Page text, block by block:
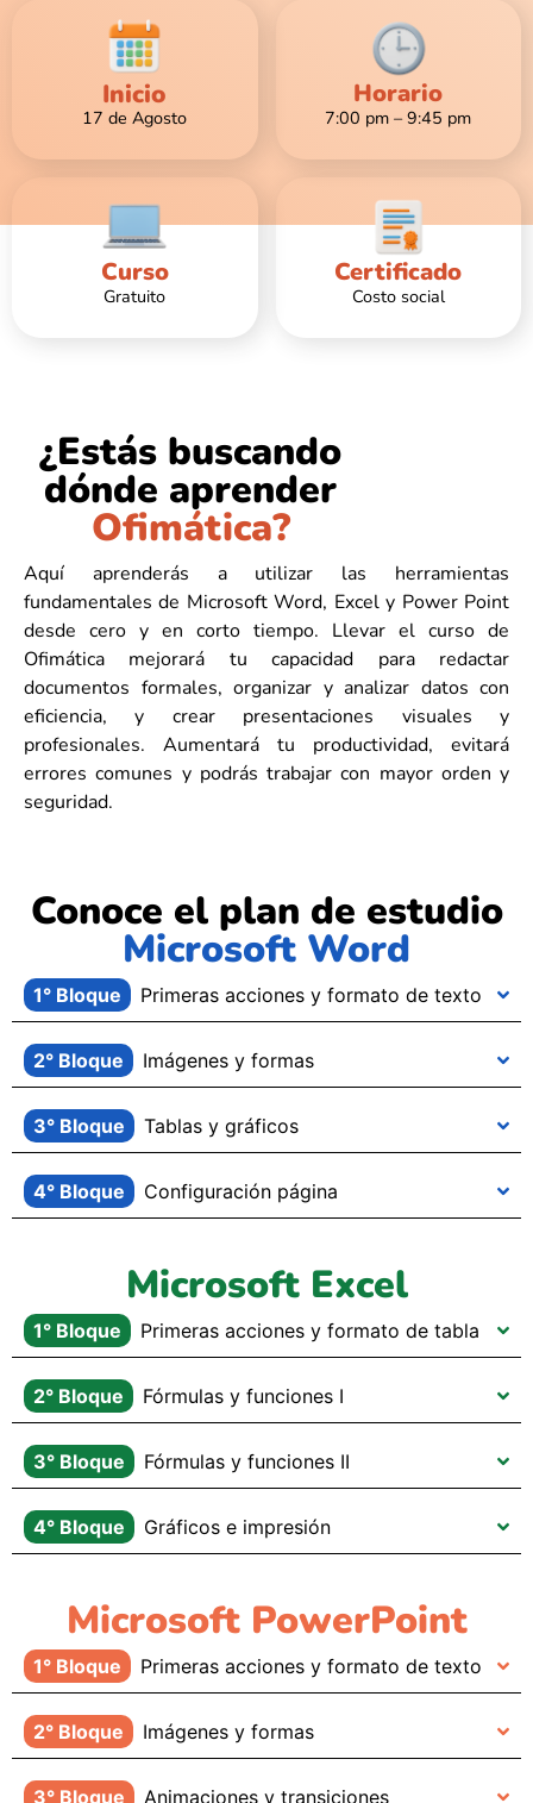
Inicio
17 de Agosto
Horario
7:00 pm – 9:45 pm
Curso
Gratuito
Certificado
Costo social
¿Estás buscando
dónde aprender
Ofimática?
Aquí aprenderás a utilizar las herramientas
fundamentales de Microsoft Word, Excel y Power Point
desde cero y en corto tiempo. Llevar el curso de
Ofimática mejorará tu capacidad para redactar
documentos formales, organizar y analizar datos con
eficiencia, y crear presentaciones visuales y
profesionales. Aumentará tu productividad, evitará
errores comunes y podrás trabajar con mayor orden y
seguridad.
Conoce el plan de estudio
Microsoft Word
1° Bloque Primeras acciones y formato de texto
2° Bloque Imágenes y formas
3° Bloque Tablas y gráficos
4° Bloque Configuración página
Microsoft Excel
1° Bloque Primeras acciones y formato de tabla
2° Bloque Fórmulas y funciones I
3° Bloque Fórmulas y funciones II
4° Bloque Gráficos e impresión
Microsoft PowerPoint
1° Bloque Primeras acciones y formato de texto
2° Bloque Imágenes y formas
3° Bloque Animaciones y transiciones